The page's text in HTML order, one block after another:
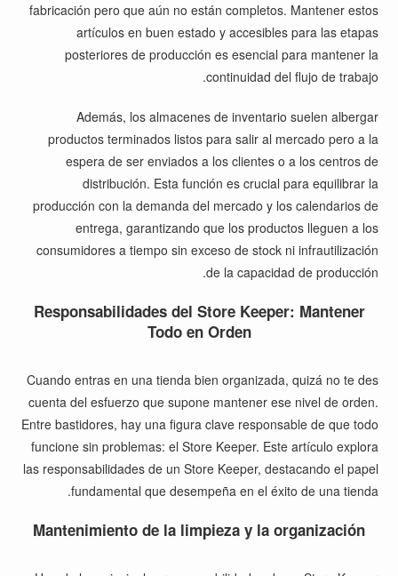
fabricación pero que aún no están completos. Mantener estos
artículos en buen estado y accesibles para las etapas
posteriores de producción es esencial para mantener la
continuidad del flujo de trabajo.
Además, los almacenes de inventario suelen albergar
productos terminados listos para salir al mercado pero a la
espera de ser enviados a los clientes o a los centros de
distribución. Esta función es crucial para equilibrar la
producción con la demanda del mercado y los calendarios de
entrega, garantizando que los productos lleguen a los
consumidores a tiempo sin exceso de stock ni infrautilización
de la capacidad de producción.
Responsabilidades del Store Keeper: Mantener
Todo en Orden
Cuando entras en una tienda bien organizada, quizá no te des
cuenta del esfuerzo que supone mantener ese nivel de orden.
Entre bastidores, hay una figura clave responsable de que todo
funcione sin problemas: el Store Keeper. Este artículo explora
las responsabilidades de un Store Keeper, destacando el papel
fundamental que desempeña en el éxito de una tienda.
Mantenimiento de la limpieza y la organización